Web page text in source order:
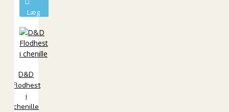
Læg
kurv
D&D
Flodhest
i
chenille